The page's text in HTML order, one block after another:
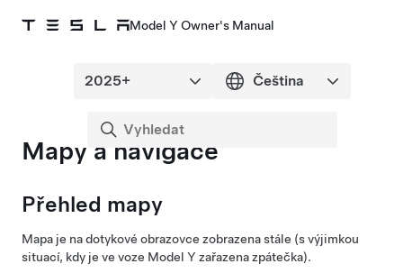
Model Y Owner's Manual
Mapy a navigace
Přehled mapy
Mapa je na dotykové obrazovce zobrazena stále (s výjimkou
situací, kdy je ve voze Model Y zařazena zpátečka).